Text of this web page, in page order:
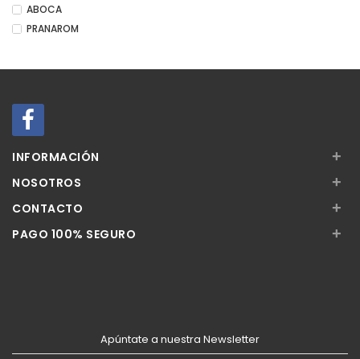
ABOCA
PRANAROM
INFORMACIÓN +
NOSOTROS +
CONTACTO +
PAGO 100% SEGURO +
Apúntate a nuestra Newsletter